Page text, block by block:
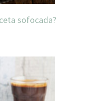
sofocada?